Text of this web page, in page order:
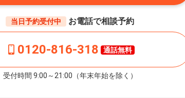
当日予約受付中 お電話で相談予約
0120-816-318 通話無料
受付時間 9:00～21:00（年末年始を除く）